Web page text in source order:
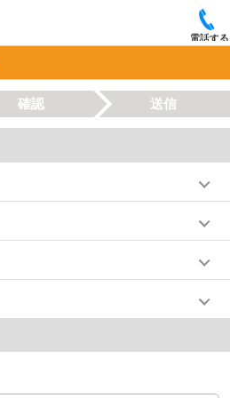
電話する
確認 送信